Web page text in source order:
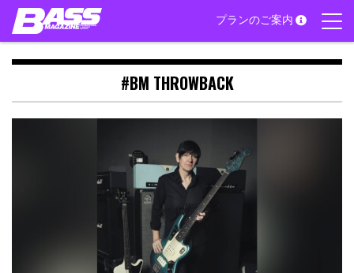
Skip
content
プランのご案内
#BM THROWBACK